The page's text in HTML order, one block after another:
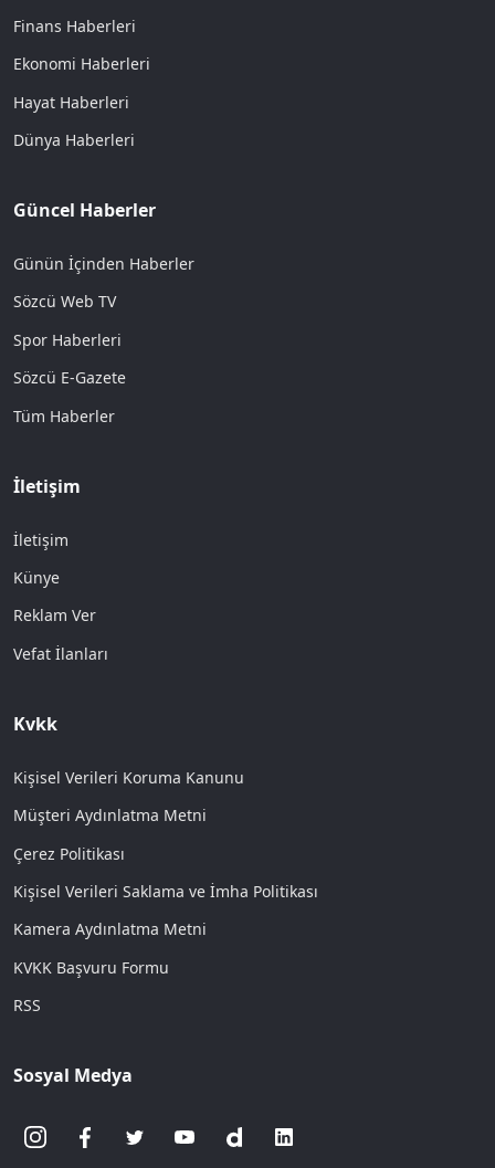
Finans Haberleri
Ekonomi Haberleri
Hayat Haberleri
Dünya Haberleri
Güncel Haberler
Günün İçinden Haberler
Sözcü Web TV
Spor Haberleri
Sözcü E-Gazete
Tüm Haberler
İletişim
İletişim
Künye
Reklam Ver
Vefat İlanları
Kvkk
Kişisel Verileri Koruma Kanunu
Müşteri Aydınlatma Metni
Çerez Politikası
Kişisel Verileri Saklama ve İmha Politikası
Kamera Aydınlatma Metni
KVKK Başvuru Formu
RSS
Sosyal Medya